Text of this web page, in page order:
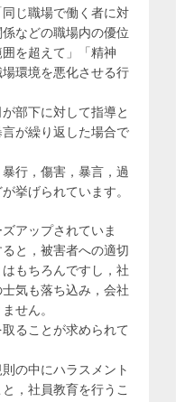
じ職場で働く者に対
などの職場内の優位
を超えて」「精神
環境を悪化させる行
部下に対して指導と
が繰り返した場合で
行，傷害，暴言，過
挙げられています。
アップされていま
と，被害者への適切
もちろんですし，社
気も落ち込み，会社
せん。
ることが求められて
の中にハラスメント
，社員教育を行うこ